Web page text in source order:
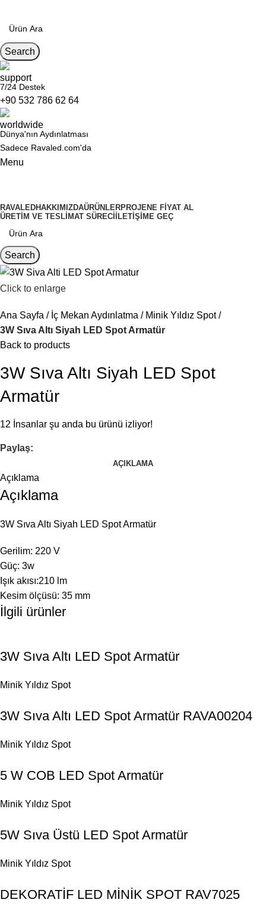
Search
7/24 Destek
+90 532 786 62 64
Dünya'nın Aydınlatması
Sadece Ravaled.com'da
Menu
RAVALEDHAKKIMIZDAÜRÜNLERPROJENE FIYAT AL
ÜRETIM VE TESLIMAT SÜRECI
İLETIŞIME GEÇ
Search
Click to enlarge
Ana Sayfa İç Mekan Aydınlatma
Minik Yıldız Spot
3W Sıva Altı Siyah LED Spot Armatür
Back to products
3W Sıva Altı Siyah LED Spot
Armatür
12 İnsanlar şu anda bu ürünü izliyor!
Paylaş:
AÇIKLAMA
Açıklama
Açıklama
3W Sıva Altı Siyah LED Spot Armatür
Gerilim: 220 V
Güç: 3w
Işık akısı:210 lm
Kesim ölçüsü: 35 mm
İlgili ürünler
3W Sıva Altı LED Spot Armatür
Minik Yıldız Spot
3W Sıva Altı LED Spot Armatür RAVA00204
Minik Yıldız Spot
5 W COB LED Spot Armatür
Minik Yıldız Spot
5W Sıva Üstü LED Spot Armatür
Minik Yıldız Spot
DEKORATİF LED MİNİK SPOT RAV7025